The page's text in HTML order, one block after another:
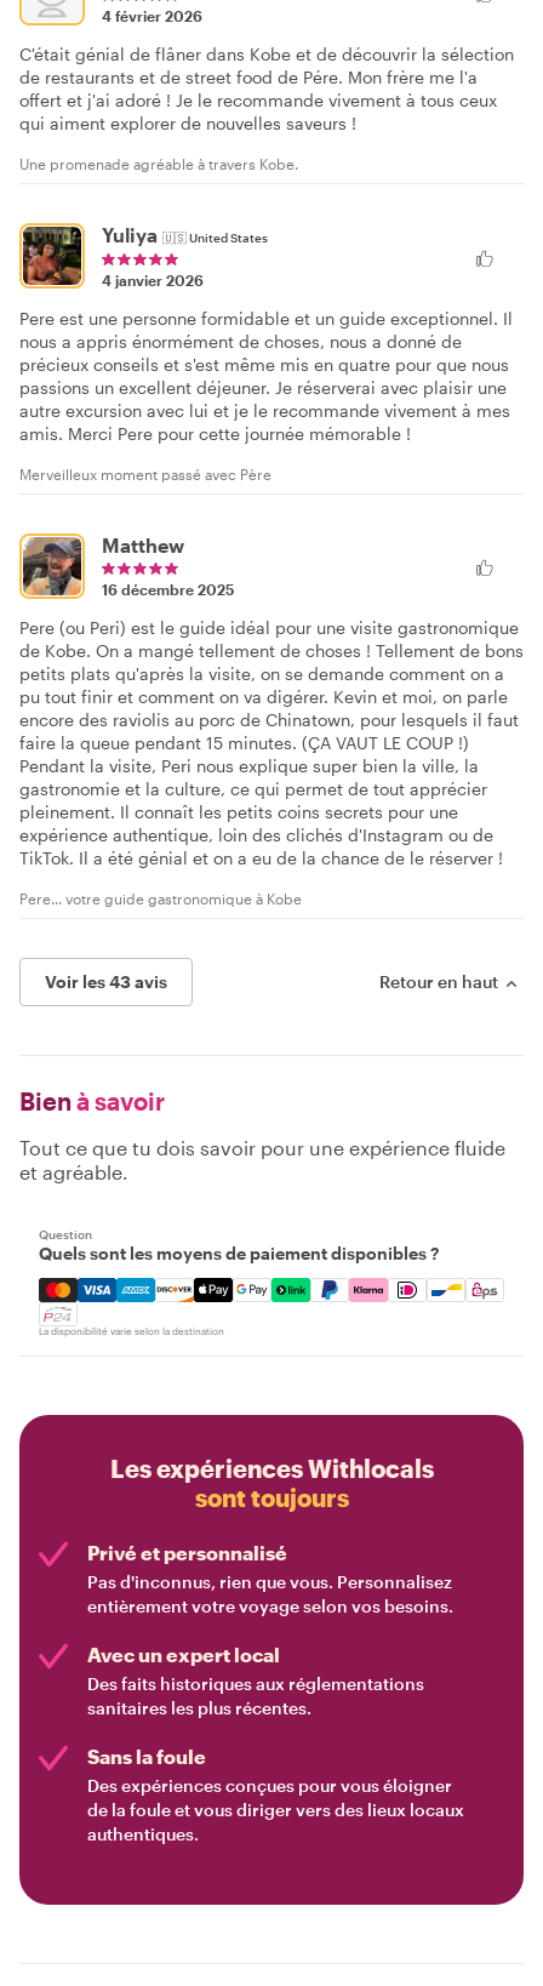
4 février 2026
C'était génial de flâner dans Kobe et de découvrir la sélection
de restaurants et de street food de Pére. Mon frère me l'a
offert et j'ai adoré ! Je le recommande vivement à tous ceux
qui aiment explorer de nouvelles saveurs !
Une promenade agréable à travers Kobe.
Yuliya 🇺🇸United States
4 janvier 2026
Pere est une personne formidable et un guide exceptionnel. Il
nous a appris énormément de choses, nous a donné de
précieux conseils et s'est même mis en quatre pour que nous
passions un excellent déjeuner. Je réserverai avec plaisir une
autre excursion avec lui et je le recommande vivement à mes
amis. Merci Pere pour cette journée mémorable !
Merveilleux moment passé avec Père
Matthew
16 décembre 2025
Pere (ou Peri) est le guide idéal pour une visite gastronomique
de Kobe. On a mangé tellement de choses ! Tellement de bons
petits plats qu'après la visite, on se demande comment on a
pu tout finir et comment on va digérer. Kevin et moi, on parle
encore des raviolis au porc de Chinatown, pour lesquels il faut
faire la queue pendant 15 minutes. (ÇA VAUT LE COUP !)
Pendant la visite, Peri nous explique super bien la ville, la
gastronomie et la culture, ce qui permet de tout apprécier
pleinement. Il connaît les petits coins secrets pour une
expérience authentique, loin des clichés d'Instagram ou de
TikTok. Il a été génial et on a eu de la chance de le réserver !
Pere... votre guide gastronomique à Kobe
Voir les 43 avis Retour en haut
Bien à savoir
Tout ce que tu dois savoir pour une expérience fluide
et agréable.
Question
Quels sont les moyens de paiement disponibles ?
Mastercard, Visa, Amex, Discover, Apple Pay, Google
La disponibilité varie selon la destination
Les expériences Withlocals
sont toujours
Privé et personnalisé
Pas d'inconnus, rien que vous. Personnalisez
entièrement votre voyage selon vos besoins.
Avec un expert local
Des faits historiques aux réglementations
sanitaires les plus récentes.
Sans la foule
Des expériences conçues pour vous éloigner
de la foule et vous diriger vers des lieux locaux
authentiques.